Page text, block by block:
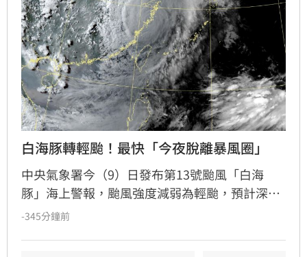
白海豚轉輕颱！最快「今夜脫離暴風圈」
中央氣象署今（9）日發布第13號颱風「白海
豚」海上警報，颱風強度減弱為輕颱，預計深夜
至明晨脫離暴風圈。受外圍雲系及西南風影響，
-345分鐘前